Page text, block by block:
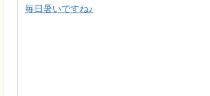
毎日暑いですね♪